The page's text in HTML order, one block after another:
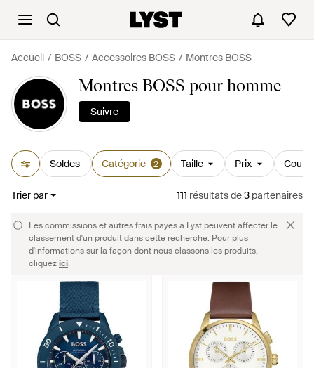
Accueil BOSS Accessoires BOSS Montres BOSS
Montres BOSS pour homme
Suivre
Soldes Catégorie 2 Taille Prix
Trier par 111 résultatsde3 partenaires
Les commissions et autres frais payés à Lyst peuvent affecter le
classement d'un produit dans cette recherche. Pour plus
d'informations sur la façon dont nous classons les produits,
cliquezici.